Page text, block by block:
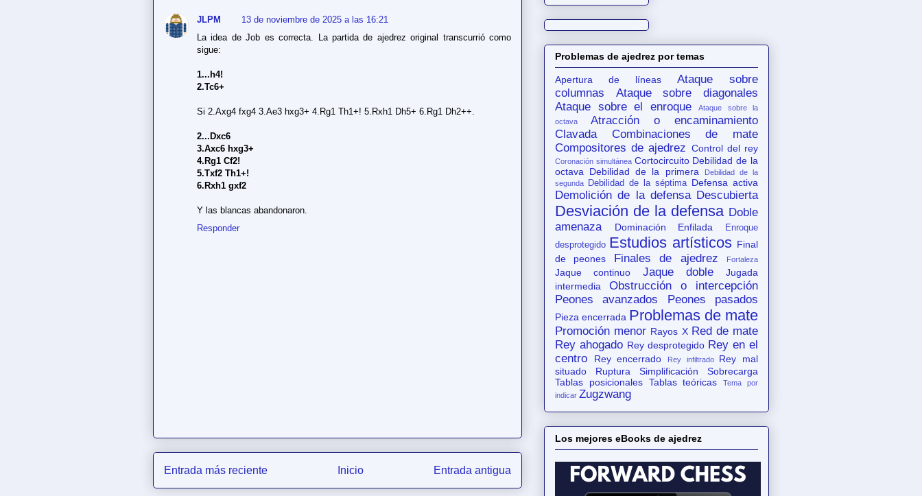
JLPM
13 de noviembre de 2025 a las 16:21
La idea de Job es correcta. La partida de ajedrez original transcurrió como
sigue:
1...h4!
2.Tc6+
Si 2.Axg4 fxg4 3.Ae3 hxg3+ 4.Rg1 Th1+! 5.Rxh1 Dh5+ 6.Rg1 Dh2++.
2...Dxc6
3.Axc6 hxg3+
4.Rg1 Cf2!
5.Txf2 Th1+!
6.Rxh1 gxf2
Y las blancas abandonaron.
Responder
Entrada más reciente Entrada antigua
Inicio
Problemas de ajedrez por temas
Apertura de líneas
Ataque sobre
columnas
Ataque sobre diagonales
Ataque sobre el enroque
Ataque sobre la
octava
Atracción o encaminamiento
Clavada
Combinaciones de mate
Compositores de ajedrez Control del rey
Coronación simultánea Cortocircuito Debilidad de la
octava
Debilidad de la primera
Debilidad de la
segunda
Debilidad de la séptima Defensa activa
Demolición de la defensa Descubierta
Desviación de la defensa Doble
amenaza
Dominación Enfilada
Enroque
desprotegido Estudios artísticos Final
de peones
Finales de ajedrez Fortaleza
Jaque continuo Jaque doble
Jugada
intermedia
Obstrucción o intercepción
Peones avanzados
Peones pasados
Pieza encerrada Problemas de mate
Promoción menor Rayos X Red de mate
Rey ahogado Rey desprotegido Rey en el
centro
Rey encerrado Rey infiltrado
Rey mal
situado
Ruptura Simplificación
Sobrecarga
Tablas posicionales Tablas teóricas
Tema por
indicar Zugzwang
Los mejores eBooks de ajedrez